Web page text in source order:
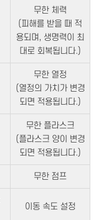
무한 체력
(피해를 받을 때 적
용되며, 생명력이 최
대로 회복됩니다.)
무한 열정
(열정의 가치가 변경
되면 적용됩니다.)
무한 플라스크
(플라스크 양이 변경
되면 적용됩니다.)
무한 점프
이동 속도 설정